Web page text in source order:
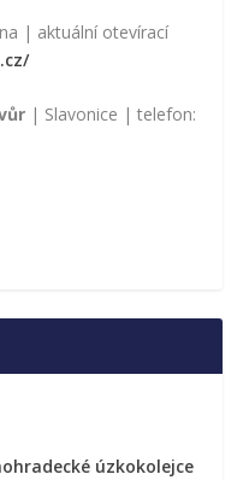
| aktuální otevírací
| Slavonice | telefon:
úzkokolejce